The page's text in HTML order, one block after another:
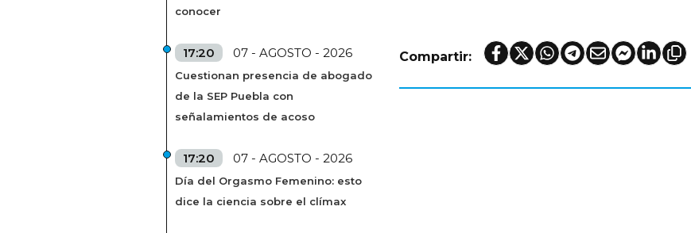
conocer
17:20 07 - AGOSTO - 2026
Cuestionan presencia de abogado
de la SEP Puebla con
señalamientos de acoso
17:20 07 - AGOSTO - 2026
Día del Orgasmo Femenino: esto
dice la ciencia sobre el clímax
Compartir: